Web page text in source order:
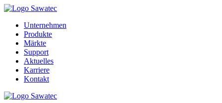
Unternehmen
Produkte
Märkte
Support
Aktuelles
Karriere
Kontakt